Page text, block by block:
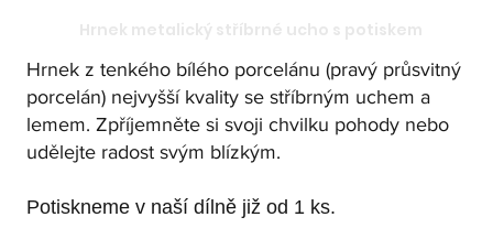
Hrnek z tenkého bílého porcelánu (pravý průsvitný
porcelán) nejvyšší kvality se stříbrným uchem a
lemem. Zpříjemněte si svoji chvilku pohody nebo
udělejte radost svým blízkým.
Potiskneme v naší dílně již od 1 ks.